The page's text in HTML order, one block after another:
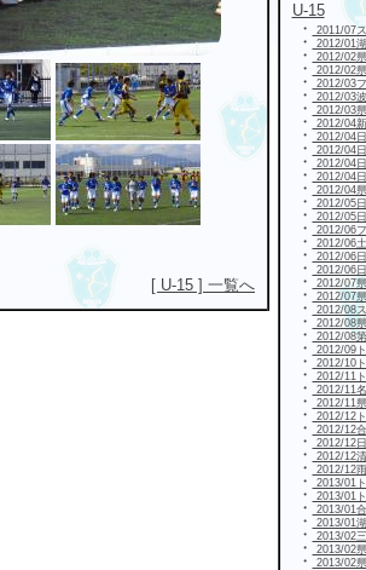
[ U-15 ] 一覧へ
U-15
・
2011/07
・ 2012/01
・ 2012/02
・ 2012/02
・ 2012/03
・ 2012/03
・ 2012/03
・ 2012/04
・ 2012/04
・ 2012/04
・ 2012/04
・ 2012/04
・ 2012/04
・ 2012/05
・ 2012/05
・ 2012/06
・ 2012/06
・ 2012/06
・ 2012/06
・ 2012/07
・ 2012/07
・ 2012/08
・ 2012/08
・ 2012/08
・ 2012/09
・ 2012/10
・ 2012/11
・ 2012/11
・ 2012/11
・ 2012/12
・ 2012/12
・ 2012/12
・ 2012/12
・ 2012/12
・ 2013/01
・ 2013/01
・ 2013/01
・ 2013/01
・ 2013/02
・ 2013/02
・ 2013/02